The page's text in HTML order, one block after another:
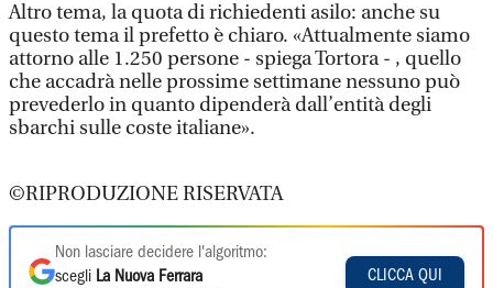
Altro tema, la quota di richiedenti asilo: anche su
questo tema il prefetto è chiaro. «Attualmente siamo
attorno alle 1.250 persone - spiega Tortora - , quello
che accadrà nelle prossime settimane nessuno può
prevederlo in quanto dipenderà dall’entità degli
sbarchi sulle coste italiane».
©RIPRODUZIONE RISERVATA
Non lasciare decidere l'algoritmo:
scegli La Nuova Ferrara
CLICCA QUI